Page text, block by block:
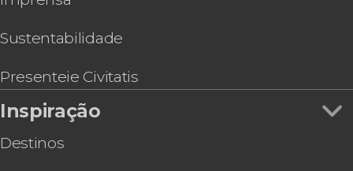
Tour pela Vila dos Remédios de Fernando de
Snorkel na Praia do Cachorro
Sustentabilidade
Presenteie Civitatis
Inspiração
Destinos